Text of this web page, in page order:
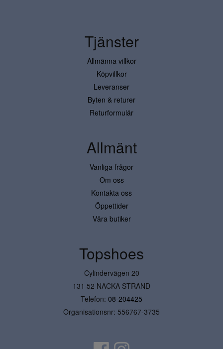
Tjänster
Allmänna villkor
Köpvillkor
Leveranser
Byten & returer
Returformulär
Allmänt
Vanliga frågor
Om oss
Kontakta oss
Öppettider
Våra butiker
Topshoes
Cylindervägen 20
131 52 NACKA STRAND
Telefon: 08-204425
Organisationsnr: 556767-3735